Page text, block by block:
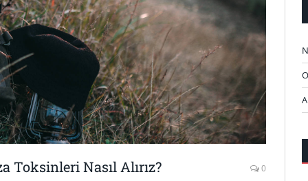
Toksinleri Nasıl Alırız? 0